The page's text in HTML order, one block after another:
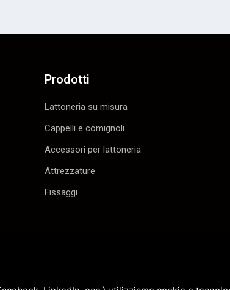
Prodotti
Lattoneria su misura
Cappelli e comignoli
Accessori per lattoneria
Attrezzature
Fissaggi